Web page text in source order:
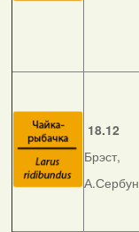
18.12
Брэст,
А.Сербун